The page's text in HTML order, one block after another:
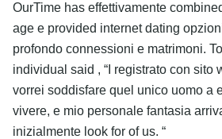
OurTime has effettivamente
age e provided internet dating
profondo connessioni e matrimoni.
individual said , “I registrato con sito
vorrei soddisfare quel unico uomo a
vivere, e mio personale fantasia
inizialmente look for of us. “